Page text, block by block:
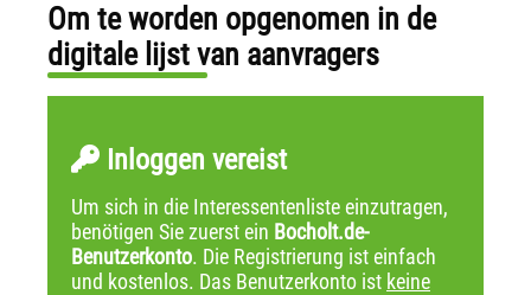
Om te worden opgenomen in de
digitale lijst van aanvragers
Inloggen vereist
Um sich in die Interessentenliste einzutragen,
benötigen Sie zuerst ein Bocholt.de-
Benutzerkonto. Die Registrierung ist einfach
und kostenlos. Das Benutzerkonto ist keine